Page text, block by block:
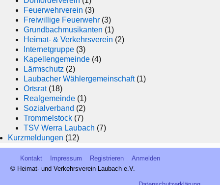
Feuerwehrverein (3)
Freiwillige Feuerwehr (3)
Grundbachmusikanten (1)
Heimat- & Verkehrsverein (2)
Internetgruppe (3)
Kapellengemeinde (4)
Lärmschutz (2)
Laubacher Wählergemeinschaft(1)
Ortsrat(18)
Realgemeinde (1)
Sozialverband (2)
Trommelstock (7)
TSV Werra Laubach (7)
Kurzmeldungen (12)
Kontakt Impressum Registrieren
Anmelden
© Heimat- und Verkehrsverein Laubach e.V.